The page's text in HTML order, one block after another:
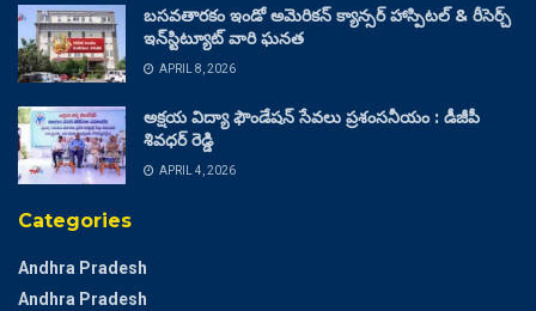
బసవతారకం ఇండో అమెరికన్ క్యాన్సర్ హాస్పిటల్ & రీసెర్చ్
ఇన్‌స్టిట్యూట్ వారి ఘనత
APRIL 8, 2026
అక్షయ విద్యా ఫౌండేషన్ సేవలు ప్రశంసనీయం : డీజీపీ
శివధర్ రెడ్డి
APRIL 4, 2026
Categories
Andhra Pradesh
Andhra Pradesh